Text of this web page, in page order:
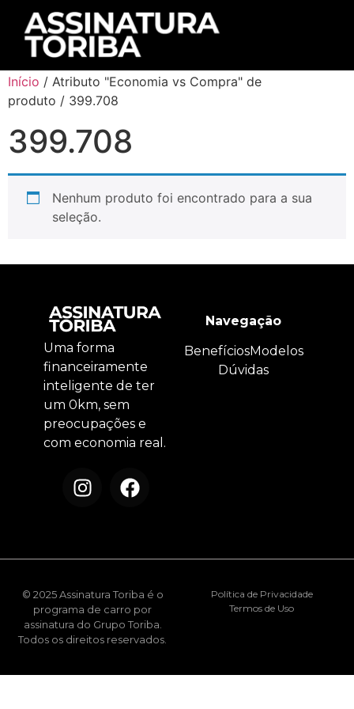
Início / Atributo "Economia vs Compra" de
produto / 399.708
399.708
Nenhum produto foi encontrado para a sua
seleção.
Uma forma
financeiramente
inteligente de ter
um 0km, sem
preocupações e
com economia real.
Navegação
BenefíciosModelos
Dúvidas
© 2025 Assinatura Toriba é o
programa de carro por
assinatura do Grupo Toriba.
Todos os direitos reservados.
Política de Privacidade
Termos de Uso